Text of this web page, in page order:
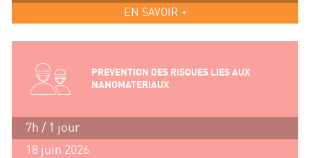
EN SAVOIR +
PREVENTION DES RISQUES LIES AUX
NANOMATERIAUX
7h / 1 jour
18 juin 2026